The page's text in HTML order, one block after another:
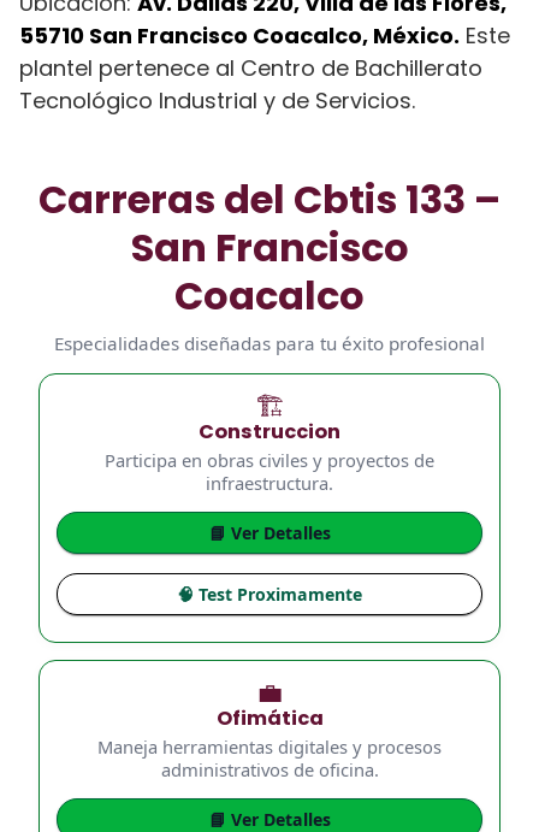
55710 San Francisco Coacalco, México. Este
plantel pertenece al Centro de Bachillerato
Tecnológico Industrial y de Servicios.
Carreras del Cbtis 133 –
San Francisco
Coacalco
Especialidades diseñadas para tu éxito profesional
🏗️
Construccion
Participa en obras civiles y proyectos de
infraestructura.
📘 Ver Detalles
🧠 Test Proximamente
💼
Ofimática
Maneja herramientas digitales y procesos
administrativos de oficina.
📘 Ver Detalles